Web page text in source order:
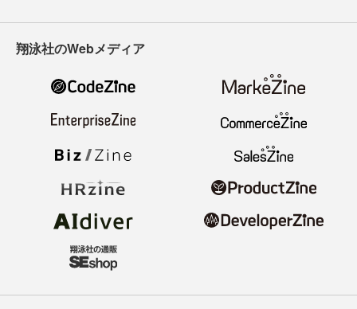
翔泳社のWebメディア